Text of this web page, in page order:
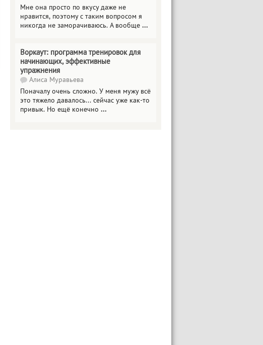
Мне она просто по вкусу даже не
нравится, поэтому с таким вопросом я
никогда не заморачиваюсь. А вообще ...
Воркаут: программа тренировок для
начинающих, эффективные
упражнения
Алиса Муравьева
Поначалу очень сложно. У меня мужу всё
это тяжело давалось... сейчас уже как-то
привык. Но ещё конечно ...